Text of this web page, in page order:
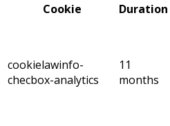
Cookie
Duration
cookielawinfo-
checbox-analytics
11
months